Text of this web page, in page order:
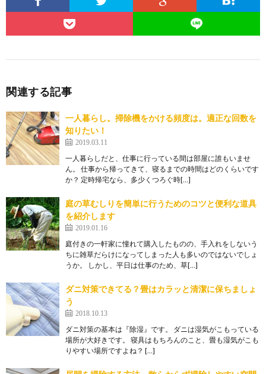
関連する記事
一人暮らし。掃除機をかける頻度は。適正な回数を
知りたい！
2019.03.11
一人暮らしだと、仕事に行っている間は部屋に誰もいませ
ん。 仕事から帰ってきて、寝るまでの時間はどのくらいです
か？ 定時帰宅なら、多少くつろぐ時[…]
庭の草むしりを簡単に行うためのコツと便利な道具
を紹介します
2019.01.16
庭付きの一軒家に憧れて購入したものの、手入れをしないう
ちに雑草だらけになってしまった人も多いのではないでしょ
うか。 しかし、平日は仕事のため、草[…]
ダニ対策できてる？畳はカラッと清潔に保ちましょ
う
2018.10.13
ダニ対策の基本は『除湿』です。 ダニは湿気がこもっている
場所が大好きです。 寝具はもちろんのこと、畳も湿気がこも
りやすい場所ですよね？ […]